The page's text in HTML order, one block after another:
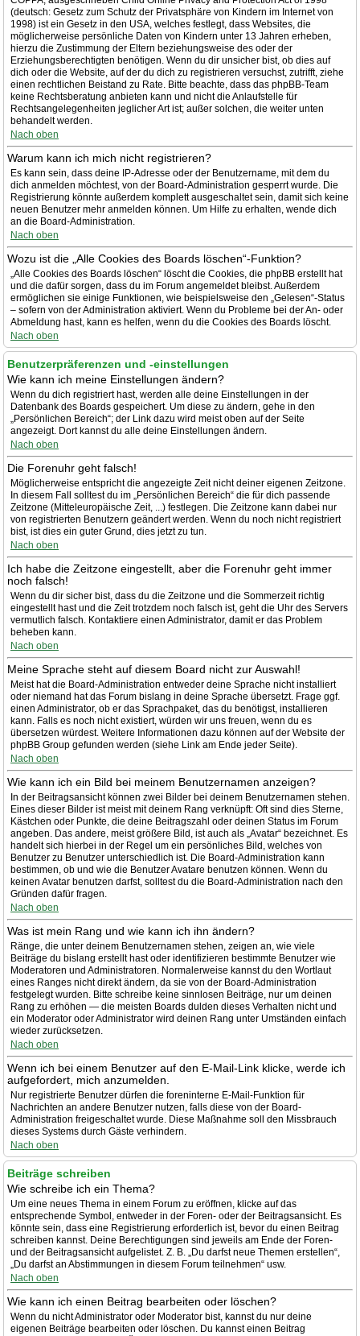
(deutsch: Gesetz zum Schutz der Privatsphäre von Kindern im Internet von
1998) ist ein Gesetz in den USA, welches festlegt, dass Websites, die
möglicherweise persönliche Daten von Kindern unter 13 Jahren erheben,
hierzu die Zustimmung der Eltern beziehungsweise des oder der
Erziehungsberechtigten benötigen. Wenn du dir unsicher bist, ob dies auf
dich oder die Website, auf der du dich zu registrieren versuchst, zutrifft, ziehe
einen rechtlichen Beistand zu Rate. Bitte beachte, dass das phpBB-Team
keine Rechtsberatung anbieten kann und nicht die Anlaufstelle für
Rechtsangelegenheiten jeglicher Art ist; außer solchen, die weiter unten
behandelt werden.
Nach oben
Warum kann ich mich nicht registrieren?
Es kann sein, dass deine IP-Adresse oder der Benutzername, mit dem du
dich anmelden möchtest, von der Board-Administration gesperrt wurde. Die
Registrierung könnte außerdem komplett ausgeschaltet sein, damit sich keine
neuen Benutzer mehr anmelden können. Um Hilfe zu erhalten, wende dich
an die Board-Administration.
Nach oben
Wozu ist die „Alle Cookies des Boards löschen“-Funktion?
„Alle Cookies des Boards löschen“ löscht die Cookies, die phpBB erstellt hat
und die dafür sorgen, dass du im Forum angemeldet bleibst. Außerdem
ermöglichen sie einige Funktionen, wie beispielsweise den „Gelesen“-Status
– sofern von der Administration aktiviert. Wenn du Probleme bei der An- oder
Abmeldung hast, kann es helfen, wenn du die Cookies des Boards löscht.
Nach oben
Benutzerpräferenzen und -einstellungen
Wie kann ich meine Einstellungen ändern?
Wenn du dich registriert hast, werden alle deine Einstellungen in der
Datenbank des Boards gespeichert. Um diese zu ändern, gehe in den
„Persönlichen Bereich“; der Link dazu wird meist oben auf der Seite
angezeigt. Dort kannst du alle deine Einstellungen ändern.
Nach oben
Die Forenuhr geht falsch!
Möglicherweise entspricht die angezeigte Zeit nicht deiner eigenen Zeitzone.
In diesem Fall solltest du im „Persönlichen Bereich“ die für dich passende
Zeitzone (Mitteleuropäische Zeit, ...) festlegen. Die Zeitzone kann dabei nur
von registrierten Benutzern geändert werden. Wenn du noch nicht registriert
bist, ist dies ein guter Grund, dies jetzt zu tun.
Nach oben
Ich habe die Zeitzone eingestellt, aber die Forenuhr geht immer
noch falsch!
Wenn du dir sicher bist, dass du die Zeitzone und die Sommerzeit richtig
eingestellt hast und die Zeit trotzdem noch falsch ist, geht die Uhr des Servers
vermutlich falsch. Kontaktiere einen Administrator, damit er das Problem
beheben kann.
Nach oben
Meine Sprache steht auf diesem Board nicht zur Auswahl!
Meist hat die Board-Administration entweder deine Sprache nicht installiert
oder niemand hat das Forum bislang in deine Sprache übersetzt. Frage ggf.
einen Administrator, ob er das Sprachpaket, das du benötigst, installieren
kann. Falls es noch nicht existiert, würden wir uns freuen, wenn du es
übersetzen würdest. Weitere Informationen dazu können auf der Website der
phpBB Group gefunden werden (siehe Link am Ende jeder Seite).
Nach oben
Wie kann ich ein Bild bei meinem Benutzernamen anzeigen?
In der Beitragsansicht können zwei Bilder bei deinem Benutzernamen stehen.
Eines dieser Bilder ist meist mit deinem Rang verknüpft: Oft sind dies Sterne,
Kästchen oder Punkte, die deine Beitragszahl oder deinen Status im Forum
angeben. Das andere, meist größere Bild, ist auch als „Avatar“ bezeichnet. Es
handelt sich hierbei in der Regel um ein persönliches Bild, welches von
Benutzer zu Benutzer unterschiedlich ist. Die Board-Administration kann
bestimmen, ob und wie die Benutzer Avatare benutzen können. Wenn du
keinen Avatar benutzen darfst, solltest du die Board-Administration nach den
Gründen dafür fragen.
Nach oben
Was ist mein Rang und wie kann ich ihn ändern?
Ränge, die unter deinem Benutzernamen stehen, zeigen an, wie viele
Beiträge du bislang erstellt hast oder identifizieren bestimmte Benutzer wie
Moderatoren und Administratoren. Normalerweise kannst du den Wortlaut
eines Ranges nicht direkt ändern, da sie von der Board-Administration
festgelegt wurden. Bitte schreibe keine sinnlosen Beiträge, nur um deinen
Rang zu erhöhen — die meisten Boards dulden dieses Verhalten nicht und
ein Moderator oder Administrator wird deinen Rang unter Umständen einfach
wieder zurücksetzen.
Nach oben
Wenn ich bei einem Benutzer auf den E-Mail-Link klicke, werde ich
aufgefordert, mich anzumelden.
Nur registrierte Benutzer dürfen die foreninterne E-Mail-Funktion für
Nachrichten an andere Benutzer nutzen, falls diese von der Board-
Administration freigeschaltet wurde. Diese Maßnahme soll den Missbrauch
dieses Systems durch Gäste verhindern.
Nach oben
Beiträge schreiben
Wie schreibe ich ein Thema?
Um eine neues Thema in einem Forum zu eröffnen, klicke auf das
entsprechende Symbol, entweder in der Foren- oder der Beitragsansicht. Es
könnte sein, dass eine Registrierung erforderlich ist, bevor du einen Beitrag
schreiben kannst. Deine Berechtigungen sind jeweils am Ende der Foren-
und der Beitragsansicht aufgelistet. Z. B. „Du darfst neue Themen erstellen“,
„Du darfst an Abstimmungen in diesem Forum teilnehmen“ usw.
Nach oben
Wie kann ich einen Beitrag bearbeiten oder löschen?
Wenn du nicht Administrator oder Moderator bist, kannst du nur deine
eigenen Beiträge bearbeiten oder löschen. Du kannst einen Beitrag